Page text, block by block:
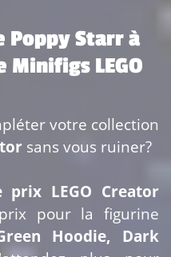
Starr à
LEGO
votre collection
sans vous ruiner?
prix LEGO Creator
pour la figurine
Hoodie, Dark